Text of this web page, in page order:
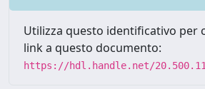
Utilizza questo identificativo per
link a questo documento:
https://hdl.handle.net/